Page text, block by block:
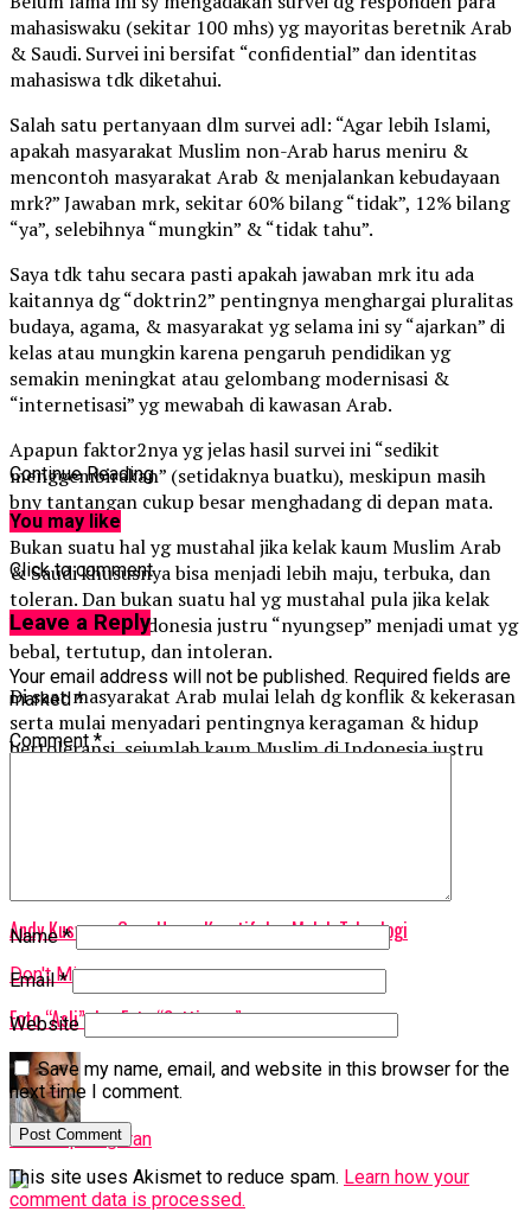
mahasiswaku (sekitar 100 mhs) yg mayoritas beretnik Arab
& Saudi. Survei ini bersifat “confidential” dan identitas
mahasiswa tdk diketahui.
Salah satu pertanyaan dlm survei adl: “Agar lebih Islami,
apakah masyarakat Muslim non-Arab harus meniru &
mencontoh masyarakat Arab & menjalankan kebudayaan
mrk?” Jawaban mrk, sekitar 60% bilang “tidak”, 12% bilang
“ya”, selebihnya “mungkin” & “tidak tahu”.
Saya tdk tahu secara pasti apakah jawaban mrk itu ada
kaitannya dg “doktrin2” pentingnya menghargai pluralitas
budaya, agama, & masyarakat yg selama ini sy “ajarkan” di
kelas atau mungkin karena pengaruh pendidikan yg
semakin meningkat atau gelombang modernisasi &
“internetisasi” yg mewabah di kawasan Arab.
Apapun faktor2nya yg jelas hasil survei ini “sedikit
menggembirakan” (setidaknya buatku), meskipun masih
bny tantangan cukup besar menghadang di depan mata.
Bukan suatu hal yg mustahal jika kelak kaum Muslim Arab
& Saudi khususnya bisa menjadi lebih maju, terbuka, dan
toleran. Dan bukan suatu hal yg mustahal pula jika kelak
kaum Muslim Indonesia justru “nyungsep” menjadi umat yg
bebal, tertutup, dan intoleran.
Di saat masyarakat Arab mulai lelah dg konflik & kekerasan
serta mulai menyadari pentingnya keragaman & hidup
bertoleransi, sejumlah kaum Muslim di Indonesia justru
Andy Kusworo: Guru Harus Kreatif dan Melek Teknologi
Don't Miss
Foto “Asli” dan Foto “Settingan”
rahmat petuguran
Continue Reading
You may like
Click to comment
Leave a Reply
Your email address will not be published. Required fields are
marked*
Comment*
Name*
Email*
Website
Save my name, email, and website in this browser for the
next time I comment.
This site uses Akismet to reduce spam. Learn how your
comment data is processed.